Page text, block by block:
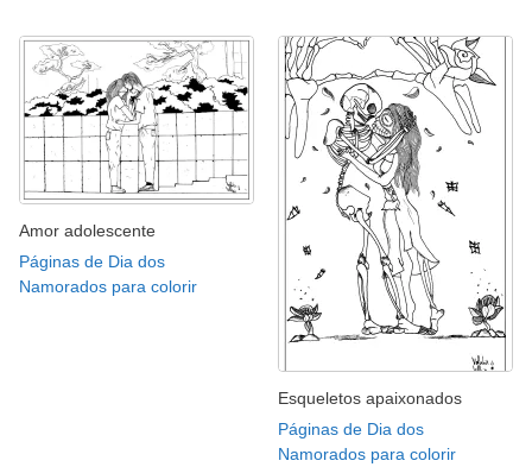
Amor adolescente
Páginas de Dia dos
Namorados para colorir
Esqueletos apaixonados
Páginas de Dia dos
Namorados para colorir